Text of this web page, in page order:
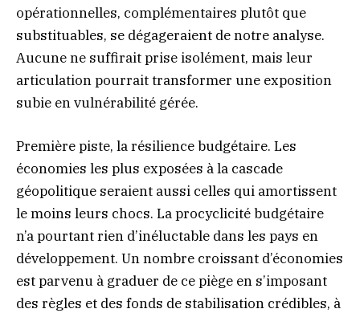
opérationnelles, complémentaires plutôt que
substituables, se dégageraient de notre analyse.
Aucune ne suffirait prise isolément, mais leur
articulation pourrait transformer une exposition
subie en vulnérabilité gérée.
Première piste, la résilience budgétaire. Les
économies les plus exposées à la cascade
géopolitique seraient aussi celles qui amortissent
le moins leurs chocs. La procyclicité budgétaire
n’a pourtant rien d’inéluctable dans les pays en
développement. Un nombre croissant d’économies
est parvenu à graduer de ce piège en s’imposant
des règles et des fonds de stabilisation crédibles, à